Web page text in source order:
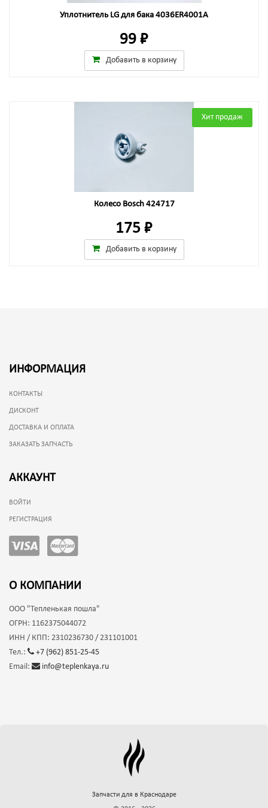
Уплотнитель LG для бака 4036ER4001A
99 ₽
Добавить в корзину
Хит продаж
Колесо Bosch 424717
175 ₽
Добавить в корзину
ИНФОРМАЦИЯ
КОНТАКТЫ
ДИСКОНТ
ДОСТАВКА И ОПЛАТА
ЗАКАЗАТЬ ЗАПЧАСТЬ
АККАУНТ
ВОЙТИ
РЕГИСТРАЦИЯ
О КОМПАНИИ
ООО "Тепленькая пошла"
ОГРН: 1162375044072
ИНН / КПП: 2310236730 / 231101001
Тел.:
+7 (962) 851-25-45
Email:
info@teplenkaya.ru
Запчасти для в Краснодаре